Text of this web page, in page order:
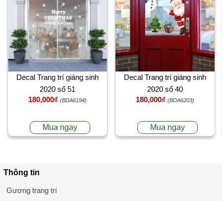
Decal Trang trí giáng sinh
2020 số 51
180,000₫ (BDA6194)
Mua ngay
Decal Trang trí giáng sinh
2020 số 40
180,000₫ (BDA6203)
Mua ngay
Thông tin
Gương trang trí